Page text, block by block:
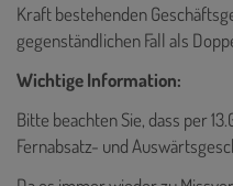
Kraft bestehenden
gegenständlichen Fall als
Wichtige Information:
Bitte beachten Sie, dass per
Fernabsatz- und